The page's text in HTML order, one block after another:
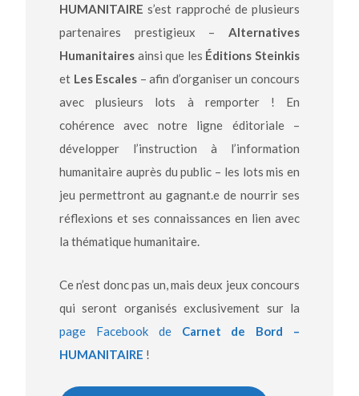
HUMANITAIRE s’est rapproché de plusieurs
partenaires prestigieux – Alternatives
Humanitaires ainsi que les Éditions Steinkis
et Les Escales – afin d’organiser un concours
avec plusieurs lots à remporter ! En
cohérence avec notre ligne éditoriale –
développer l’instruction à l’information
humanitaire auprès du public – les lots mis en
jeu permettront au gagnant.e de nourrir ses
réflexions et ses connaissances en lien avec
la thématique humanitaire.
Ce n’est donc pas un, mais deux jeux concours
qui seront organisés exclusivement sur la
page Facebook de Carnet de Bord –
HUMANITAIRE !